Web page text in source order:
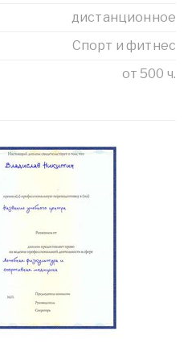
дистанционное
Спорт и фитнес
от 500 ч.